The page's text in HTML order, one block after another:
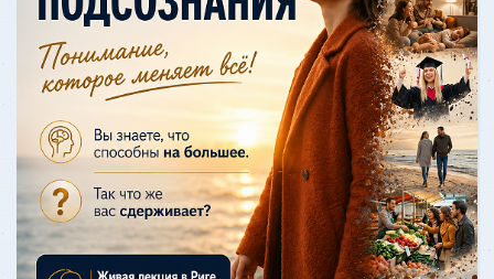
ощутила спокойствие и меня
отпустило. Когда
Узнать больше